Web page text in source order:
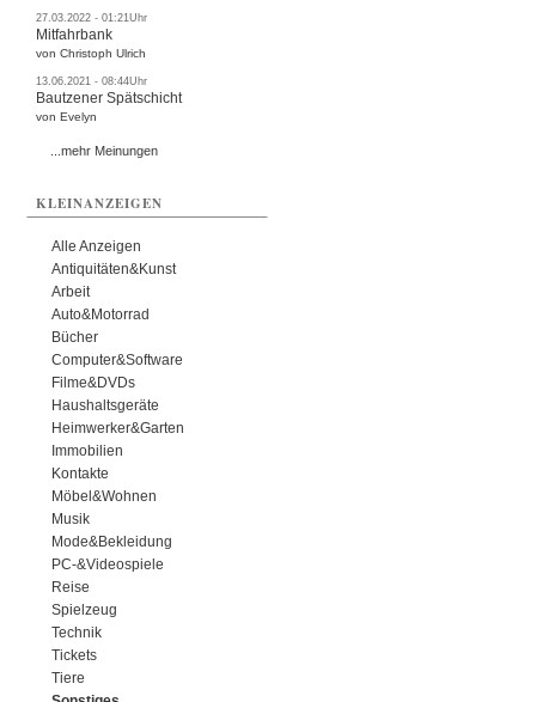
27.03.2022 - 01:21Uhr
Mitfahrbank
von Christoph Ulrich
13.06.2021 - 08:44Uhr
Bautzener Spätschicht
von Evelyn
...mehr Meinungen
KLEINANZEIGEN
Alle Anzeigen
Antiquitäten&Kunst
Arbeit
Auto&Motorrad
Bücher
Computer&Software
Filme&DVDs
Haushaltsgeräte
Heimwerker&Garten
Immobilien
Kontakte
Möbel&Wohnen
Musik
Mode&Bekleidung
PC-&Videospiele
Reise
Spielzeug
Technik
Tickets
Tiere